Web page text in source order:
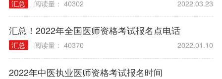
汇总 阅读量： 40302 2022.03.23
汇总！2022年全国医师资格考试报名点电话
汇总 阅读量： 40370 2022.01.10
2022年中医执业医师资格考试报名时间